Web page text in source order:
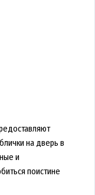
на дверь в
и
поистине